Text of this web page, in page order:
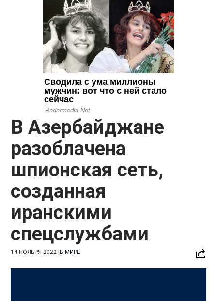
В Азербайджане
разоблачена
шпионская сеть,
созданная
иранскими
спецслужбами
14 НОЯБРЯ 2022 |В МИРЕ